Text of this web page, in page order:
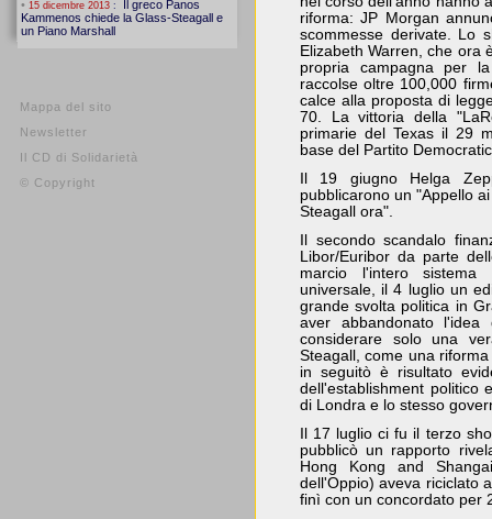
Mappa del sito
Newsletter
Il CD di Solidarietà
© Copyright
riforma: JP Morgan
scommesse derivate. Lo
Elizabeth Warren, che ora
propria campagna per
raccolse oltre 100,000
calce alla proposta di
70. La vittoria della
primarie del Texas il 29
base del Partito
Il 19 giugno Helga
pubblicarono un "Appello
Steagall ora".
Il secondo scandalo
Libor/Euribor da parte
marcio l'intero sistema
universale, il 4 luglio un
grande svolta politica in
aver abbandonato
considerare solo una
Steagall, come una
in seguitò è risultato
dell'establishment politico
di Londra e lo stesso
Il 17 luglio ci fu il terzo
pubblicò un rapporto
Hong Kong and
dell'Oppio) aveva riciclato
finì con un concordato per